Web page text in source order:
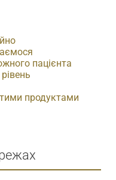
пацієнта
продуктами